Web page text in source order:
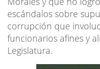
escándalos sobre
corrupción que
funcionarios afines y
Legislatura.